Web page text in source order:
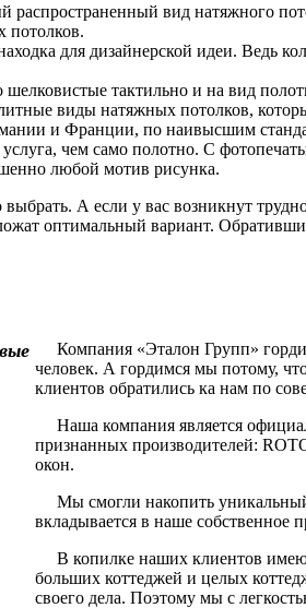
распространенный вид натяжного
потолков.
для дизайнерской идеи. Ведь
шелковистые тактильно и на вид
виды натяжных потолков,
и Франции, по наивысшим
услуга, чем само полотно. С
любой мотив рисунка.
А если у вас возникнут
оптимальный вариант.
Компания «Эталон Групп»
человек. А гордимся мы потому,
клиентов обратились ка нам по
Наша компания является
признанных производителей:
окон.
Мы смогли накопить уникальный
вкладывается в наше собственное
В копилке наших клиентов
больших коттеджей и целых
своего дела. Поэтому мы с